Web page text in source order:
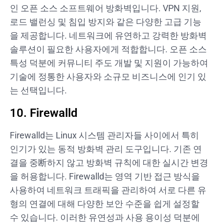
인 오픈 소스 소프트웨어 방화벽입니다. VPN 지원,
로드 밸런싱 및 침입 방지와 같은 다양한 고급 기능
을 제공합니다. 네트워크에 유연하고 강력한 방화벽
솔루션이 필요한 사용자에게 적합합니다. 오픈 소스
특성 덕분에 커뮤니티 주도 개발 및 지원이 가능하여
기술에 정통한 사용자와 소규모 비즈니스에 인기 있
는 선택입니다.
10. Firewalld
Firewalld는 Linux 시스템 관리자들 사이에서 특히
인기가 있는 동적 방화벽 관리 도구입니다. 기존 연
결을 중断하지 않고 방화벽 규칙에 대한 실시간 변경
을 허용합니다. Firewalld는 영역 기반 접근 방식을
사용하여 네트워크 트래픽을 관리하여 서로 다른 유
형의 연결에 대해 다양한 보안 수준을 쉽게 설정할
수 있습니다. 이러한 유연성과 사용 용이성 덕분에